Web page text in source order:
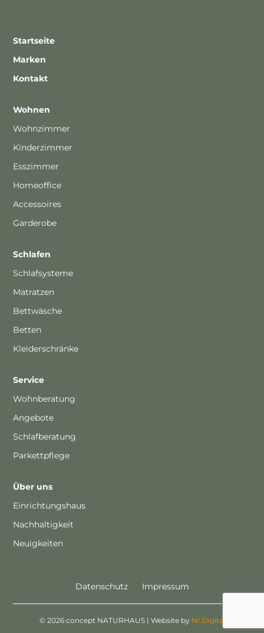
Startseite
Marken
Kontakt
Wohnen
Wohnzimmer
Kinderzimmer
Esszimmer
Homeoffice
Accessoires
Garderobe
Schlafen
Schlafsysteme
Matratzen
Bettwäsche
Betten
Kleiderschränke
Service
Wohnberatung
Angebote
Schlafberatung
Parkettpflege
Über uns
Einrichtungshaus
Nachhaltigkeit
Neuigkeiten
Datenschutz Impressum
© 2026 concept NATURHAUS | Website by Nr.Digital